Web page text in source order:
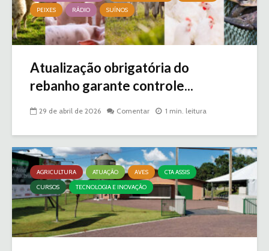
PEIXES
RÁDIO SUÍNOS
Atualização obrigatória do
rebanho garante controle...
29 de abril de 2026 Comentar 1 min. leitura
AGRICULTURA ATUAÇÃO AVES
CTA ASSIS
CURSOS
TECNOLOGIA E INOVAÇÃO